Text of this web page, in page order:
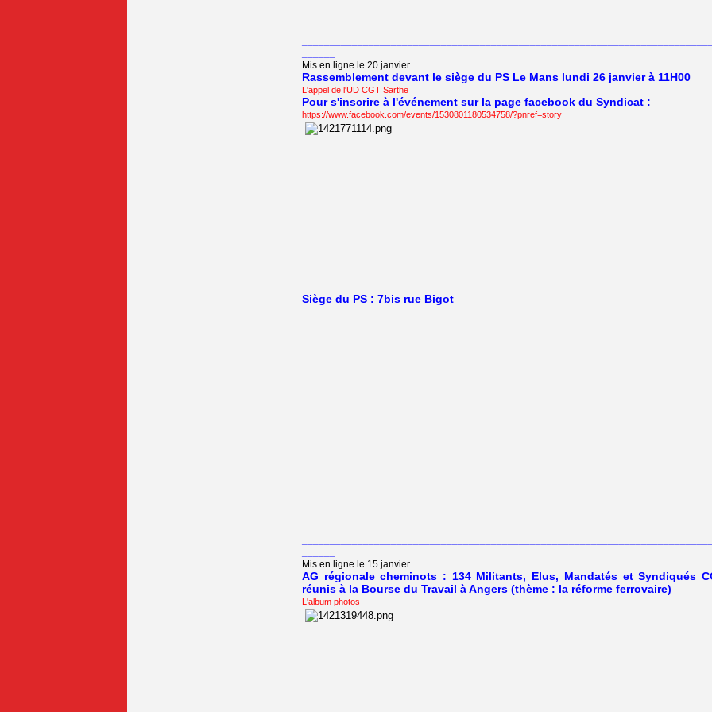
Mis en ligne le 20 janvier
Rassemblement devant le siège du PS Le Mans lundi 26 janvier à 11H00
L'appel de l'UD CGT Sarthe
Pour s'inscrire à l'événement sur la page facebook du Syndicat :
https://www.facebook.com/events/1530801180534758/?pnref=story
Siège du PS : 7bis rue Bigot
Mis en ligne le 15 janvier
AG régionale cheminots : 134 Militants, Elus, Mandatés et Syndiqués
réunis à la Bourse du Travail à Angers (thème : la réforme ferrovaire)
L'album photos